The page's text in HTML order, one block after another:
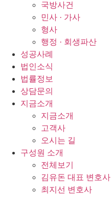
국방사건
민사 · 가사
형사
행정 · 회생파산
성공사례
법인소식
법률정보
상담문의
지금소개
지금소개
고객사
오시는 길
구성원 소개
전체보기
김유돈 대표 변호사
최지선 변호사